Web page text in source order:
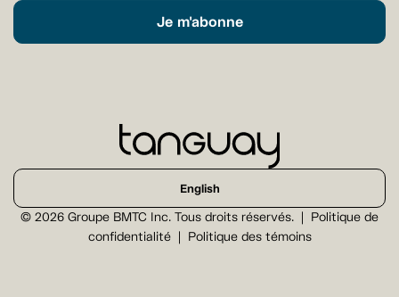
Je m'abonne
© 2026 Groupe BMTC Inc. Tous droits réservés.
Politique de
confidentialité
Politique des témoins
English